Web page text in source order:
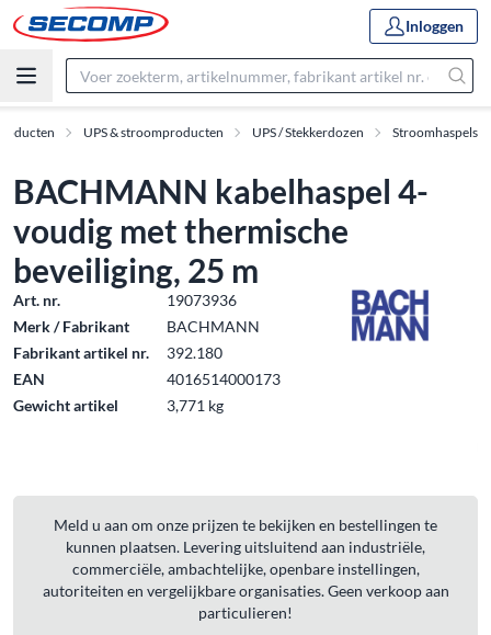
Inloggen
UPS & stroomproducten UPS / Stekkerdozen Stroomhaspels
BACHMANN kabelhaspel 4-
voudig met thermische
beveiliging, 25 m
Art. nr.
19073936
Merk / Fabrikant
BACHMANN
Fabrikant artikel nr.
392.180
EAN
4016514000173
Gewicht artikel
3,771 kg
Meld u aan om onze prijzen te bekijken en bestellingen te
kunnen plaatsen. Levering uitsluitend aan industriële,
commerciële, ambachtelijke, openbare instellingen,
autoriteiten en vergelijkbare organisaties. Geen verkoop aan
particulieren!